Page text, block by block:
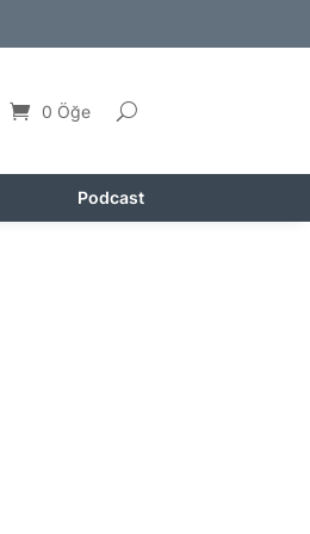
0 Öğe
Podcast